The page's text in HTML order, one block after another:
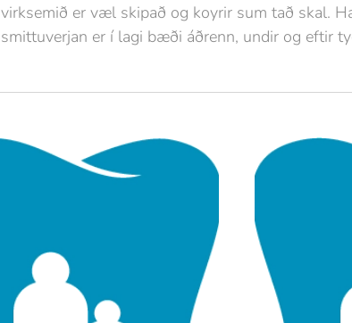
virksemið er væl skipað og koyrir sum tað skal.
smittuverjan er í lagi bæði áðrenn, undir og eftir